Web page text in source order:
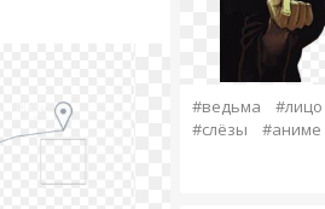
#ведьма
#лицо
#слёзы
#аниме